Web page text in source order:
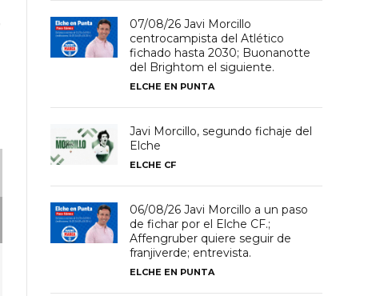
07/08/26 Javi Morcillo
centrocampista del Atlético
fichado hasta 2030; Buonanotte
del Brightom el siguiente.
ELCHE EN PUNTA
Javi Morcillo, segundo fichaje del
Elche
ELCHE CF
06/08/26 Javi Morcillo a un paso
de fichar por el Elche CF.;
Affengruber quiere seguir de
franjiverde; entrevista.
ELCHE EN PUNTA